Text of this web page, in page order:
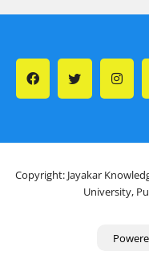
Copyright: Jayakar
University,